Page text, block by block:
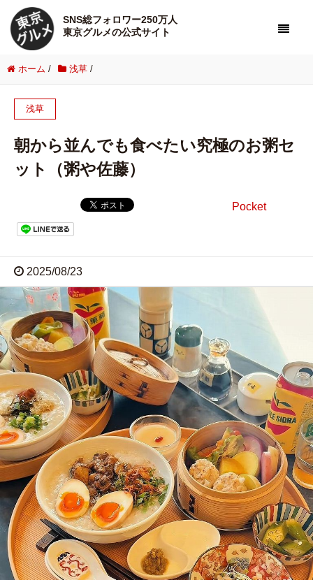
SNS総フォロワー250万人
東京グルメの公式サイト
ホーム / 浅草 /
浅草
朝から並んでも食べたい究極のお粥セ
ット（粥や佐藤）
Pocket
2025/08/23